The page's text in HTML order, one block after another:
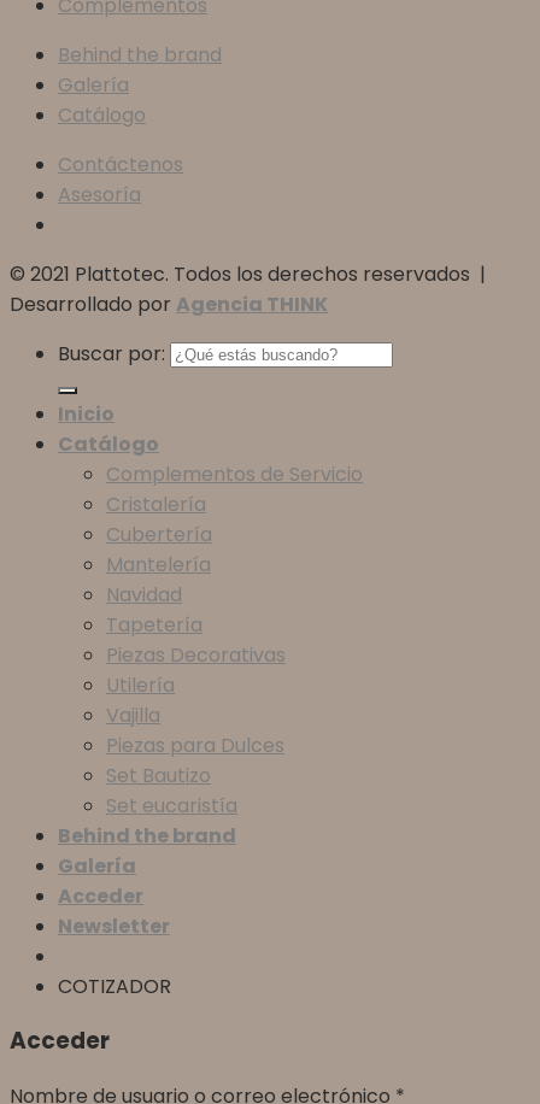
Behind the brand
Galería
Catálogo
Contáctenos
Asesoría
© 2021 Plattotec. Todos los derechos reservados |
Desarrollado por Agencia THINK
Buscar por:
Inicio
Catálogo
Complementos de Servicio
Cristalería
Cubertería
Mantelería
Navidad
Tapetería
Piezas Decorativas
Utilería
Vajilla
Piezas para Dulces
Set Bautizo
Set eucaristía
Behind the brand
Galería
Acceder
Newsletter
COTIZADOR
Acceder
Nombre de usuario o correo electrónico *